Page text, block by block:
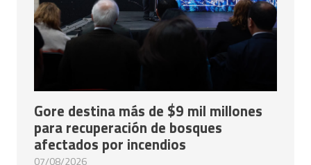
Gore destina más de $9 mil millones
para recuperación de bosques
afectados por incendios
07/08/2026